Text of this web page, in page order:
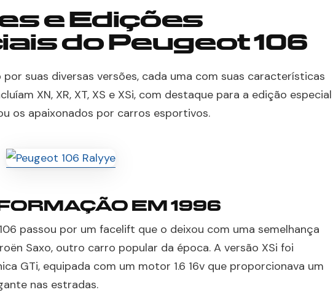
e Edições
do Peugeot 106
por suas diversas versões, cada uma com suas características
XN, XR, XT, XS e XSi, com destaque para a edição especial
os apaixonados por carros esportivos.
EM 1996
passou por um facelift que o deixou com uma semelhança
Saxo, outro carro popular da época. A versão XSi foi
GTi, equipada com um motor 1.6 16v que proporcionava um
nas estradas.